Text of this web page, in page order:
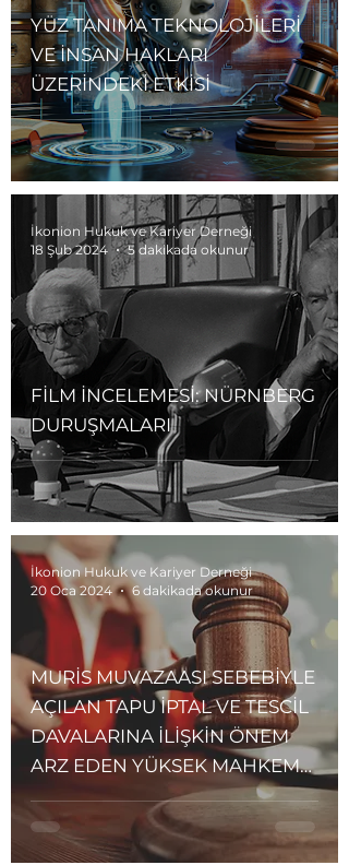
YÜZ TANIMA TEKNOLOJİLERİ
VE İNSAN HAKLARI
ÜZERİNDEKİ ETKİSİ
FİLM İNCELEMESİ: NÜRNBERG
DURUŞMALARI
İkonion Hukuk ve Kariyer Derneği
18 Şub 2024
5 dakikada okunur
MURİS MUVAZAASI SEBEBİYLE
AÇILAN TAPU İPTAL VE TESCİL
DAVALARINA İLİŞKİN ÖNEM
ARZ EDEN YÜKSEK MAHKEME
KARARLARI
İkonion Hukuk ve Kariyer Derneği
20 Oca 2024
6 dakikada okunur